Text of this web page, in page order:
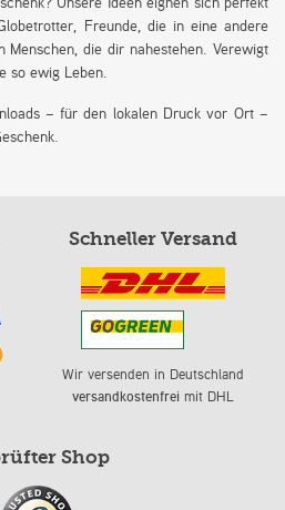
Freunde, die in eine andere
Menschen, die dir nahestehen. Verewigt
so ewig Leben.
– für den lokalen Druck vor Ort –
Schneller Versand
Wir versenden in Deutschland
versandkostenfreimit DHL
Shop